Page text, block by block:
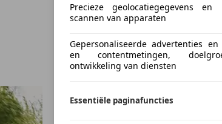
Precieze geolocatiegegevens
scannen van apparaten
Gepersonaliseerde advertenties
en contentmetingen,
ontwikkeling van diensten
Essentiële paginafuncties